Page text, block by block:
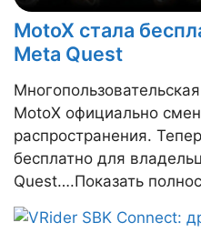
MotoX стала
Meta Quest
MotoX официально
распространения.
бесплатно для
Quest….Показать